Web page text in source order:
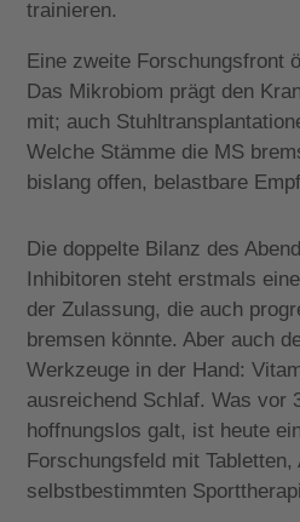
trainieren.
Eine zweite Forschungsfront
Das Mikrobiom prägt den
mit; auch
Welche Stämme die MS
bislang offen, belastbare
Die doppelte Bilanz des
Inhibitoren steht erstmals
der Zulassung, die auch
bremsen könnte. Aber auch
Werkzeuge in der Hand:
ausreichend Schlaf. Was vor
hoffnungslos galt, ist heute
Forschungsfeld mit
selbstbestimmten